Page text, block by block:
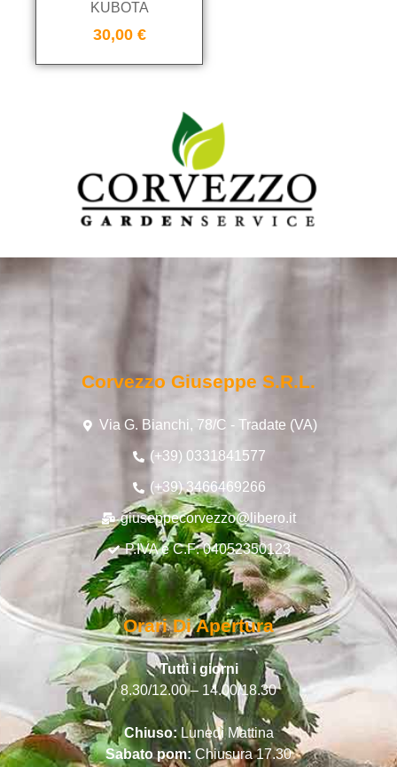
KUBOTA
30,00 €
Corvezzo Giuseppe S.r.l.
Via G. Bianchi, 78/C - Tradate (VA)
(+39) 0331841577
(+39) 3466469266
giuseppecorvezzo@libero.it
P.IVA e C.F: 04052350123
Orari Di Apertura
Tutti i giorni
8.30/12.00 – 14.00/18.30
Chiuso:Lunedì Mattina
Sabato pom:Chiusura 17.30